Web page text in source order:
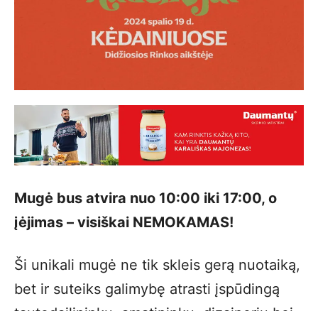
Mugė bus atvira nuo 10:00 iki 17:00, o
įėjimas – visiškai NEMOKAMAS!
Ši unikali mugė ne tik skleis gerą nuotaiką,
bet ir suteiks galimybę atrasti įspūdingą